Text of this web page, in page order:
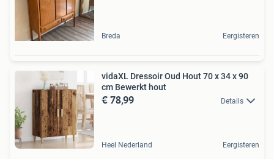
Breda Eergisteren
vidaXL Dressoir Oud Hout 70 x 34 x 90
cm Bewerkt hout
€ 78,99 Details
Heel Nederland Eergisteren